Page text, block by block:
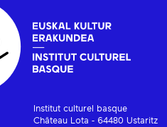
Institut culturel basque
Château Lota - 64480 Ustaritz